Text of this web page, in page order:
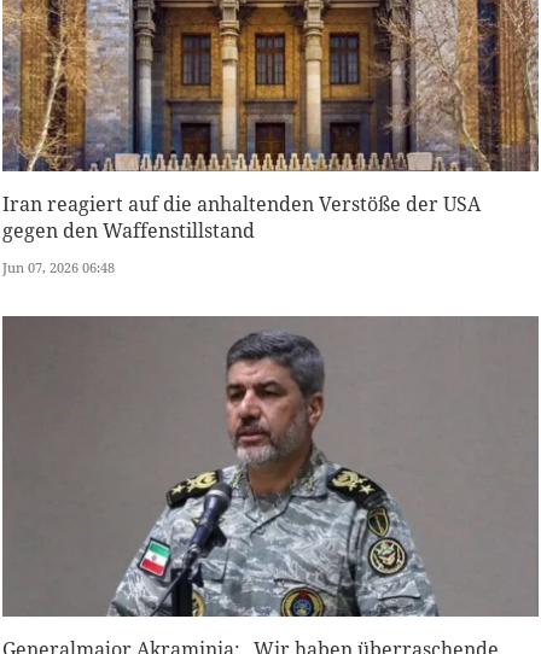
Iran reagiert auf die anhaltenden Verstöße der USA
gegen den Waffenstillstand
Jun 07, 2026 06:48